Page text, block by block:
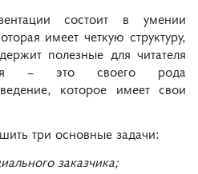
состоит в умении
имеет четкую структуру,
полезные для читателя
– это своего рода
которое имеет свои
три основные задачи:
заказчика;